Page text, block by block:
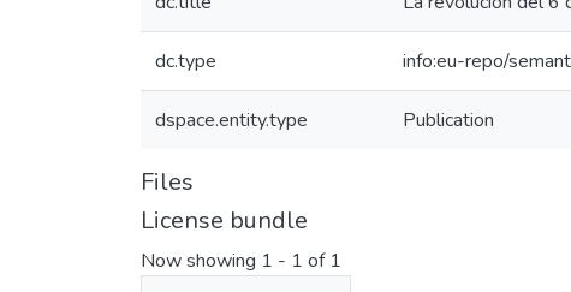
dc.type info:eu-repo/
dspace.entity.type Publication
Files
License bundle
Now showing 1 - 1 of 1